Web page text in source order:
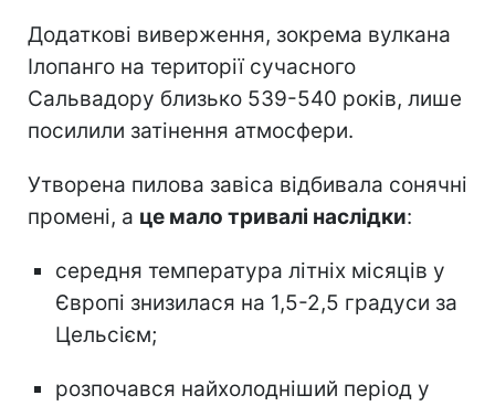
Додаткові виверження, зокрема вулкана
Ілопанго на території сучасного
Сальвадору близько 539-540 років, лише
посилили затінення атмосфери.
Утворена пилова завіса відбивала сонячні
промені, а це мало тривалі наслідки:
середня температура літніх місяців у
Європі знизилася на 1,5-2,5 градуси за
Цельсієм;
розпочався найхолодніший період у